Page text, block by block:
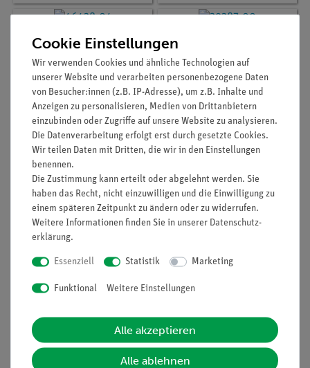
Polyamid-
Vernichtungsbeutel, 50
Stück
49,00 €
Gummigebläse -
Doppelgebläse-
30,00 €
Cookie Einstellungen
Wir verwenden Cookies und ähnliche Technologien auf
unserer Website und verarbeiten personenbezogene Daten
von Besucher:innen (z.B. IP-Adresse), um z.B. Inhalte und
Anzeigen zu personalisieren, Medien von Drittanbietern
einzubinden oder Zugriffe auf unsere Website zu analysieren.
Die Datenverarbeitung erfolgt erst durch gesetzte Cookies.
Wir teilen Daten mit Dritten, die wir in den Einstellungen
benennen.
Die Zustimmung kann erteilt oder abgelehnt werden. Sie
haben das Recht, nicht einzuwilligen und die Einwilligung zu
einem späteren Zeitpunkt zu ändern oder zu widerrufen.
Weitere Informationen finden Sie in unserer Daten­schutz­
erklärung.
Essenziell Statistik Marketing
Funktional Weitere Einstellungen
Alle akzeptieren
Alle ablehnen